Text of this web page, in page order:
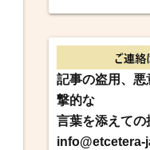
記事の盗用、
撃的な
言葉を添えての
info@etcetera-